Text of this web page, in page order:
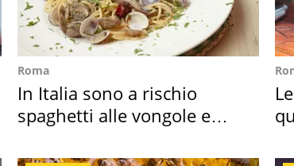
Roma
In Italia sono a rischio
spaghetti alle vongole e